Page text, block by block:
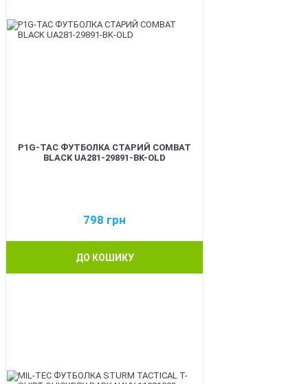
P1G-TAC ФУТБОЛКА СТАРИЙ COMBAT
BLACK UA281-29891-BK-OLD
798 грн
ДО КОШИКУ